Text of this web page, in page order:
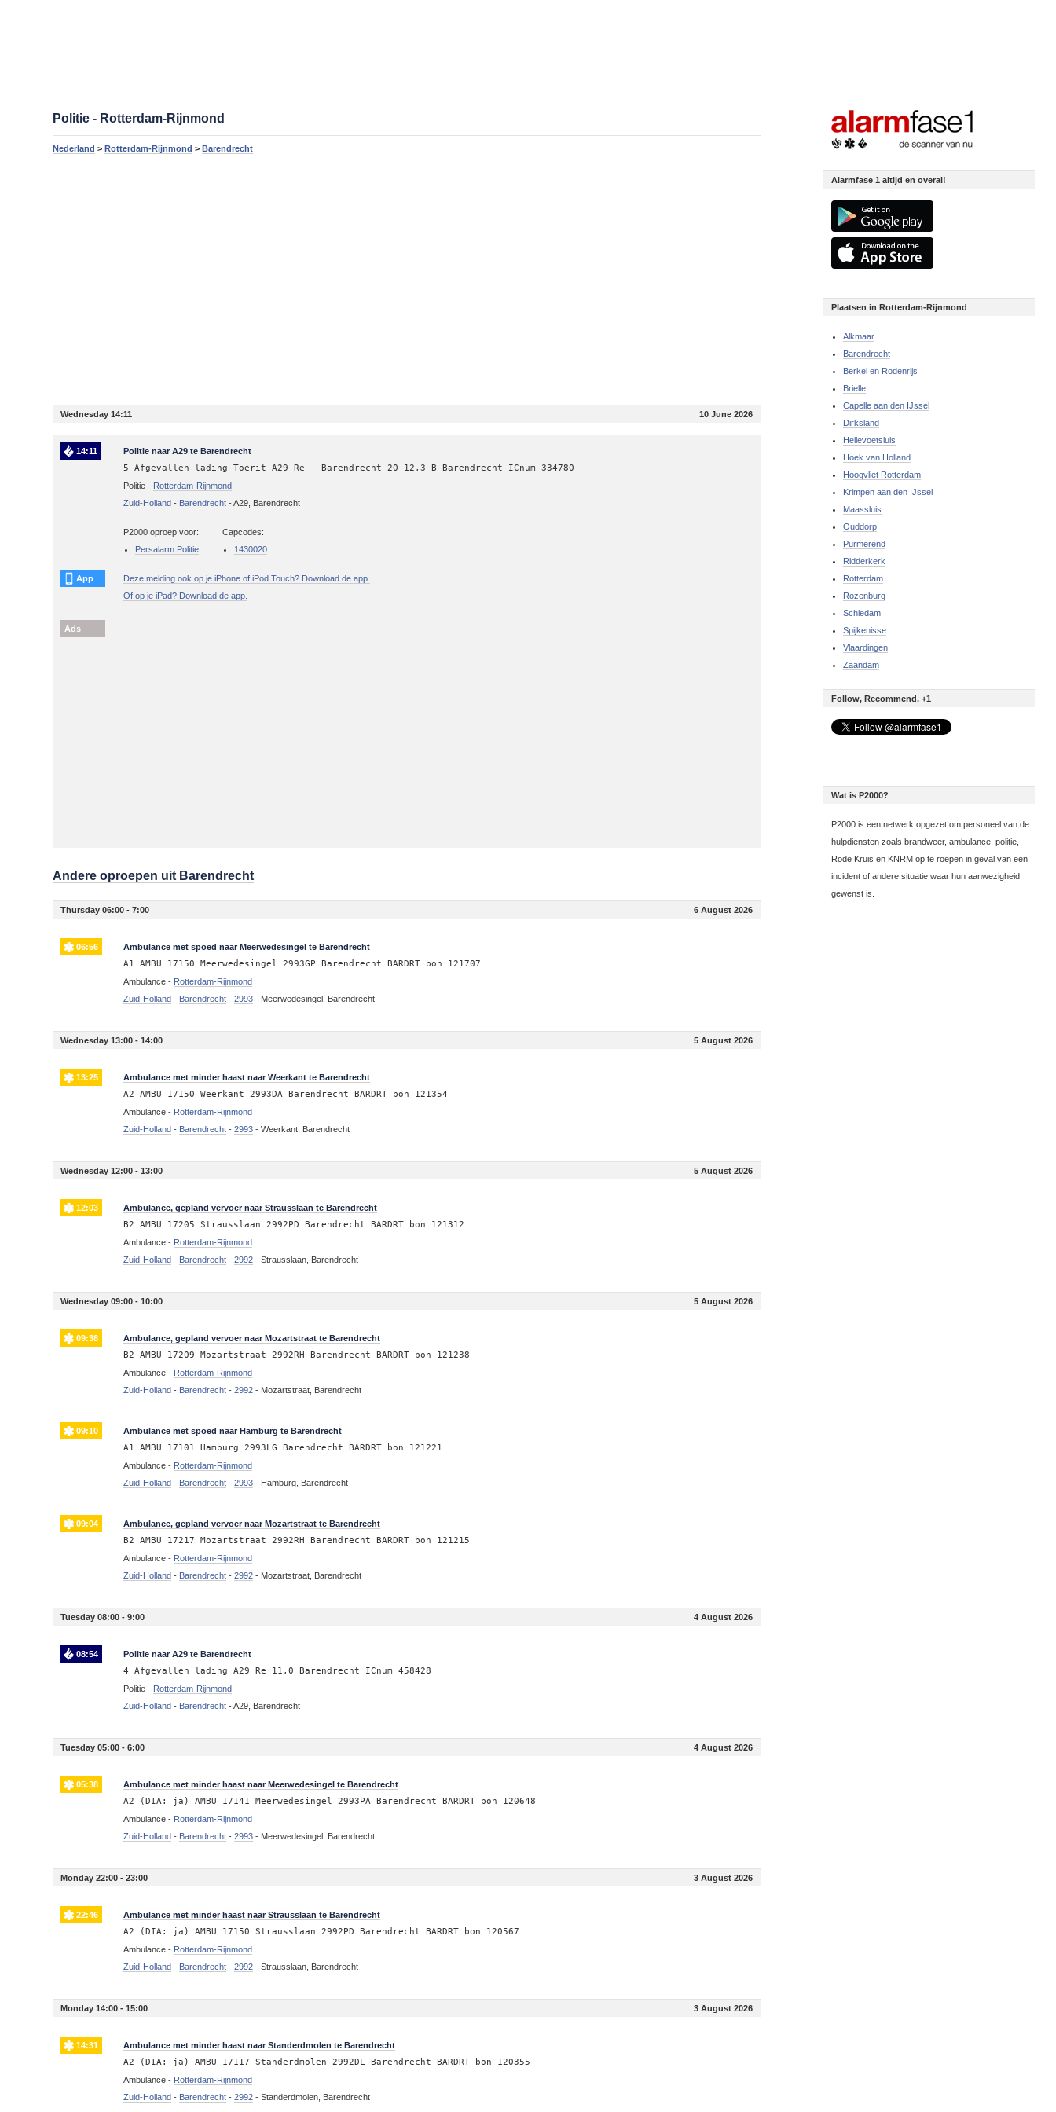
Politie - Rotterdam-Rijnmond
Nederland >Rotterdam-Rijnmond >Barendrecht
Wednesday 14:11 10 June 2026
14:11 Politie naar A29 te Barendrecht
5 Afgevallen lading Toerit A29 Re - Barendrecht 20 12,3 B Barendrecht ICnum 334780
Politie - Rotterdam-Rijnmond
Zuid-Holland - Barendrecht -A29, Barendrecht
P2000 oproep voor:
Persalarm Politie
Capcodes:
1430020
App
Deze melding ook op je iPhone of iPod Touch? Download de app.
Of op je iPad? Download de app.
Ads
Andere oproepen uit Barendrecht
Thursday 06:00 - 7:00 6 August 2026
06:56 Ambulance met spoed naar Meerwedesingel te Barendrecht
A1 AMBU 17150 Meerwedesingel 2993GP Barendrecht BARDRT bon 121707
Ambulance - Rotterdam-Rijnmond
Zuid-Holland - Barendrecht -2993 - Meerwedesingel, Barendrecht
Wednesday 13:00 - 14:00 5 August 2026
13:25 Ambulance met minder haast naar Weerkant te Barendrecht
A2 AMBU 17150 Weerkant 2993DA Barendrecht BARDRT bon 121354
Ambulance - Rotterdam-Rijnmond
Zuid-Holland - Barendrecht -2993 -Weerkant, Barendrecht
Wednesday 12:00 - 13:00 5 August 2026
12:03 Ambulance, gepland vervoer naar Strausslaan te Barendrecht
B2 AMBU 17205 Strausslaan 2992PD Barendrecht BARDRT bon 121312
Ambulance - Rotterdam-Rijnmond
Zuid-Holland - Barendrecht -2992 -Strausslaan, Barendrecht
Wednesday 09:00 - 10:00 5 August 2026
09:38 Ambulance, gepland vervoer naar Mozartstraat te Barendrecht
B2 AMBU 17209 Mozartstraat 2992RH Barendrecht BARDRT bon 121238
Ambulance - Rotterdam-Rijnmond
Zuid-Holland - Barendrecht -2992 - Mozartstraat, Barendrecht
09:10 Ambulance met spoed naar Hamburg te Barendrecht
A1 AMBU 17101 Hamburg 2993LG Barendrecht BARDRT bon 121221
Ambulance - Rotterdam-Rijnmond
Zuid-Holland - Barendrecht -2993 - Hamburg, Barendrecht
09:04 Ambulance, gepland vervoer naar Mozartstraat te Barendrecht
B2 AMBU 17217 Mozartstraat 2992RH Barendrecht BARDRT bon 121215
Ambulance - Rotterdam-Rijnmond
Zuid-Holland - Barendrecht -2992 - Mozartstraat, Barendrecht
Tuesday 08:00 - 9:00 4 August 2026
08:54 Politie naar A29 te Barendrecht
4 Afgevallen lading A29 Re 11,0 Barendrecht ICnum 458428
Politie - Rotterdam-Rijnmond
Zuid-Holland - Barendrecht -A29, Barendrecht
Tuesday 05:00 - 6:00 4 August 2026
05:38 Ambulance met minder haast naar Meerwedesingel te Barendrecht
A2 (DIA: ja) AMBU 17141 Meerwedesingel 2993PA Barendrecht BARDRT bon 120648
Ambulance - Rotterdam-Rijnmond
Zuid-Holland - Barendrecht -2993 - Meerwedesingel, Barendrecht
Monday 22:00 - 23:00 3 August 2026
22:46 Ambulance met minder haast naar Strausslaan te Barendrecht
A2 (DIA: ja) AMBU 17150 Strausslaan 2992PD Barendrecht BARDRT bon 120567
Ambulance - Rotterdam-Rijnmond
Zuid-Holland - Barendrecht -2992 -Strausslaan, Barendrecht
Monday 14:00 - 15:00 3 August 2026
14:31 Ambulance met minder haast naar Standerdmolen te Barendrecht
A2 (DIA: ja) AMBU 17117 Standerdmolen 2992DL Barendrecht BARDRT bon 120355
Ambulance - Rotterdam-Rijnmond
Zuid-Holland - Barendrecht -2992 -Standerdmolen, Barendrecht
Alarmfase 1 altijd en overal!
Plaatsen in Rotterdam-Rijnmond
Alkmaar
Barendrecht
Berkel en Rodenrijs
Brielle
Capelle aan den IJssel
Dirksland
Hellevoetsluis
Hoek van Holland
Hoogvliet Rotterdam
Krimpen aan den IJssel
Maassluis
Ouddorp
Purmerend
Ridderkerk
Rotterdam
Rozenburg
Schiedam
Spijkenisse
Vlaardingen
Zaandam
Follow, Recommend, +1
Wat is P2000?
P2000 is een netwerk opgezet om personeel van de
hulpdiensten zoals brandweer, ambulance, politie,
Rode Kruis en KNRM op te roepen in geval van een
incident of andere situatie waar hun aanwezigheid
gewenst is.